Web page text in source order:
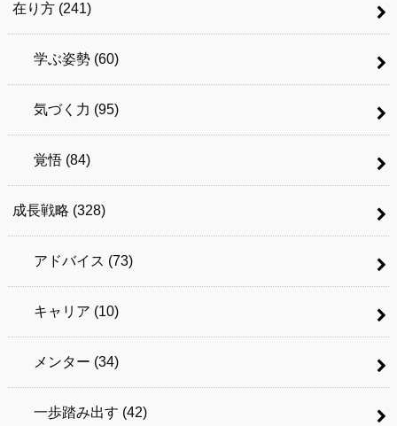
在り方 (241)
学ぶ姿勢 (60)
気づく力 (95)
覚悟 (84)
成長戦略 (328)
アドバイス (73)
キャリア (10)
メンター (34)
一歩踏み出す (42)